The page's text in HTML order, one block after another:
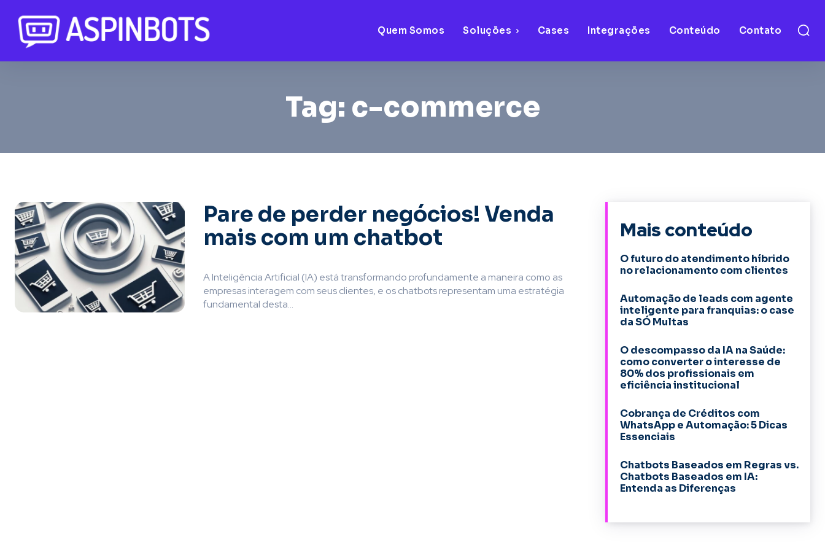
Quem Somos Soluções Cases Integrações Conteúdo Contato
Tag: c-commerce
Pare de perder negócios! Venda
mais com um chatbot
A Inteligência Artificial (IA) está transformando profundamente a maneira como as
empresas interagem com seus clientes, e os chatbots representam uma estratégia
fundamental desta...
Mais conteúdo
O futuro do atendimento híbrido
no relacionamento com clientes
Automação de leads com agente
inteligente para franquias: o case
da SÓ Multas
O descompasso da IA na Saúde:
como converter o interesse de
80% dos profissionais em
eficiência institucional
Cobrança de Créditos com
WhatsApp e Automação: 5 Dicas
Essenciais
Chatbots Baseados em Regras vs.
Chatbots Baseados em IA:
Entenda as Diferenças